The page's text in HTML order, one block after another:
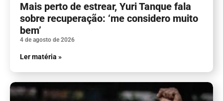
Mais perto de estrear, Yuri Tanque fala
sobre recuperação: ‘me considero muito
bem’
4 de agosto de 2026
Ler matéria »